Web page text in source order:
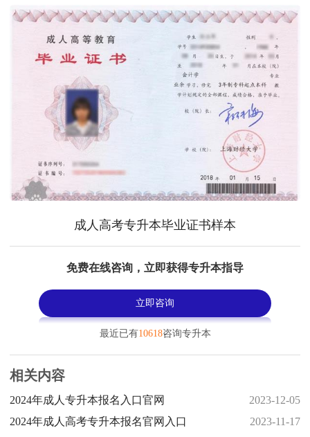
成人高考专升本毕业证书样本
免费在线咨询，立即获得专升本指导
立即咨询
最近已有10618咨询专升本
相关内容
2024年成人专升本报名入口官网
2023-12-05
2024年成人高考专升本报名官网入口
2023-11-17